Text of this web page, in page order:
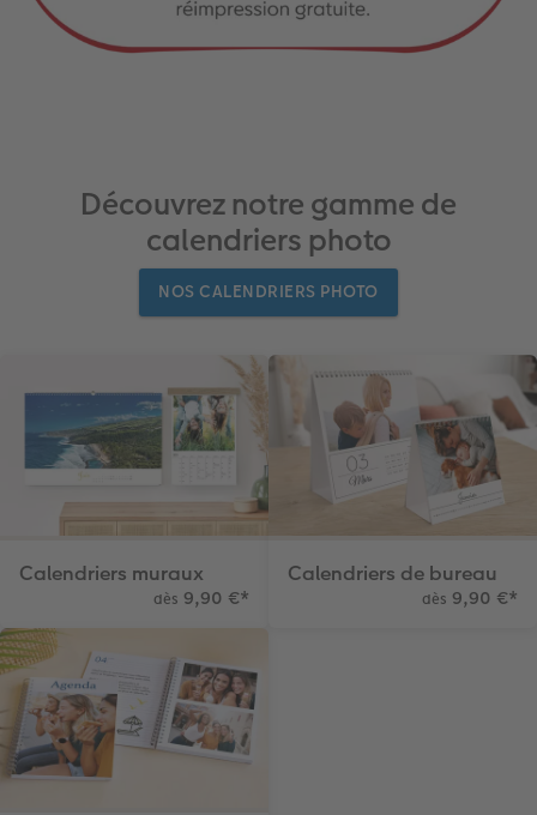
Découvrez notre gamme de
calendriers photo
NOS CALENDRIERS PHOTO
Calendriers muraux
dès 9,90 €*
Calendriers de bureau
dès 9,90 €*